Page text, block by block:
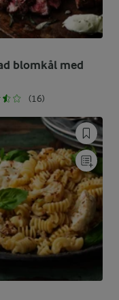
blomkål med
(16)